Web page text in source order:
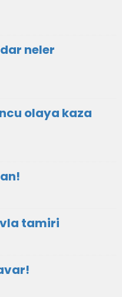
neler
olaya kaza
tamiri